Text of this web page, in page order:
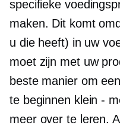
specifieke
maken. Dit komt
u die heeft) in uw
moet zijn met uw
beste manier om
te beginnen klein -
meer over te leren.